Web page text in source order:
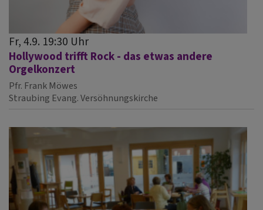
Fr, 4.9. 19:30 Uhr
Hollywood trifft Rock - das etwas andere
Orgelkonzert
Pfr. Frank Möwes
Straubing Evang. Versöhnungskirche